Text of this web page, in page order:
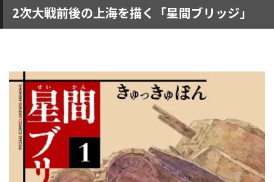
2次大戦前後の上海を描く「星間ブリッジ」